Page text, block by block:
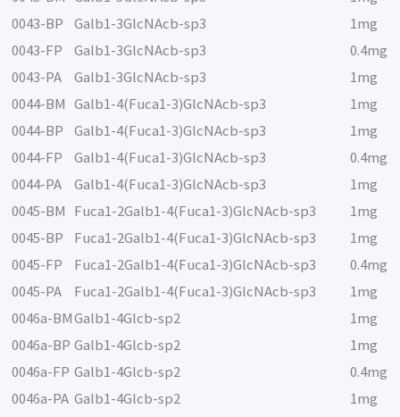
0043-BP
Galb1-3GlcNAcb-sp3
1mg
0043-FP
Galb1-3GlcNAcb-sp3
0.4mg
0043-PA
Galb1-3GlcNAcb-sp3
1mg
0044-BM
Galb1-4(Fuca1-3)GlcNAcb-sp3
1mg
0044-BP
Galb1-4(Fuca1-3)GlcNAcb-sp3
1mg
0044-FP
Galb1-4(Fuca1-3)GlcNAcb-sp3
0.4mg
0044-PA
Galb1-4(Fuca1-3)GlcNAcb-sp3
1mg
0045-BM
Fuca1-2Galb1-4(Fuca1-3)GlcNAcb-sp3
1mg
0045-BP
Fuca1-2Galb1-4(Fuca1-3)GlcNAcb-sp3
1mg
0045-FP
Fuca1-2Galb1-4(Fuca1-3)GlcNAcb-sp3
0.4mg
0045-PA
Fuca1-2Galb1-4(Fuca1-3)GlcNAcb-sp3
1mg
0046a-BM Galb1-4Glcb-sp2
1mg
0046a-BP Galb1-4Glcb-sp2
1mg
0046a-FP Galb1-4Glcb-sp2
0.4mg
0046a-PA Galb1-4Glcb-sp2
1mg